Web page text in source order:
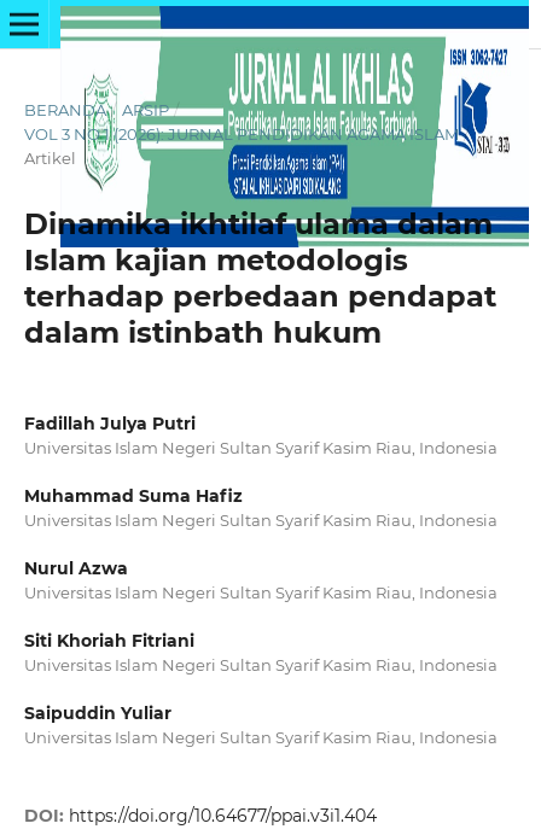
BERANDA / ARSIP /
VOL 3 NO 1 (2026): JURNAL PENDIDIKAN AGAMA ISLAM /
Artikel
Dinamika ikhtilaf ulama dalam
Islam kajian metodologis
terhadap perbedaan pendapat
dalam istinbath hukum
Fadillah Julya Putri
Universitas Islam Negeri Sultan Syarif Kasim Riau, Indonesia
Muhammad Suma Hafiz
Universitas Islam Negeri Sultan Syarif Kasim Riau, Indonesia
Nurul Azwa
Universitas Islam Negeri Sultan Syarif Kasim Riau, Indonesia
Siti Khoriah Fitriani
Universitas Islam Negeri Sultan Syarif Kasim Riau, Indonesia
Saipuddin Yuliar
Universitas Islam Negeri Sultan Syarif Kasim Riau, Indonesia
DOI: https://doi.org/10.64677/ppai.v3i1.404